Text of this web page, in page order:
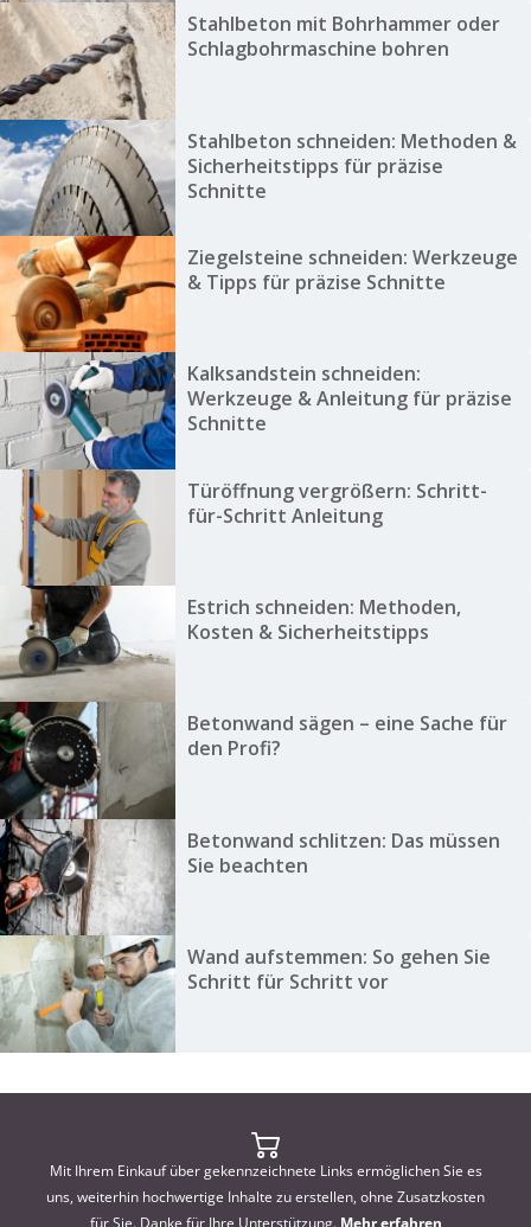
Stahlbeton mit Bohrhammer oder
Schlagbohrmaschine bohren
Stahlbeton schneiden: Methoden &
Sicherheitstipps für präzise
Schnitte
Ziegelsteine schneiden: Werkzeuge
& Tipps für präzise Schnitte
Kalksandstein schneiden:
Werkzeuge & Anleitung für präzise
Schnitte
Türöffnung vergrößern: Schritt-
für-Schritt Anleitung
Estrich schneiden: Methoden,
Kosten & Sicherheitstipps
Betonwand sägen – eine Sache für
den Profi?
Betonwand schlitzen: Das müssen
Sie beachten
Wand aufstemmen: So gehen Sie
Schritt für Schritt vor
Mit Ihrem Einkauf über gekennzeichnete Links ermöglichen Sie es
uns, weiterhin hochwertige Inhalte zu erstellen, ohne Zusatzkosten
für Sie. Danke für Ihre Unterstützung. Mehr erfahren